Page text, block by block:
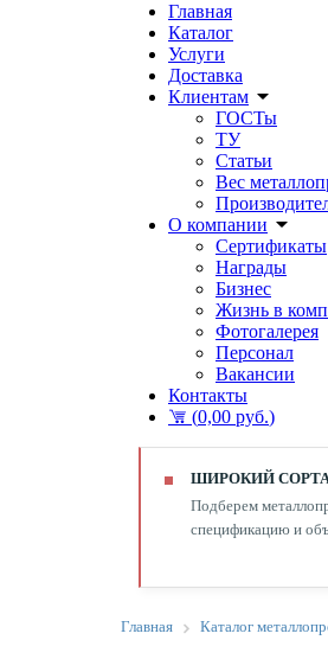
Главная
Каталог
Услуги
Доставка
Клиентам
ГОСТы
ТУ
Статьи
Вес
О компании
Сертификаты
Награды
Бизнес
Жизнь в
Фотогалерея
Персонал
Вакансии
Контакты
(0,00 руб.)
ШИРОКИЙ
Подберем
спецификацию и
Главная Каталог